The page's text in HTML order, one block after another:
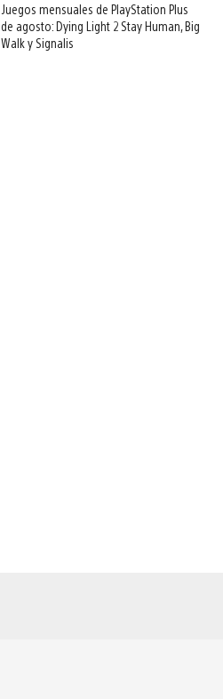
Juegos mensuales de PlayStation Plus
de agosto: Dying Light 2 Stay Human, Big
Walk y Signalis